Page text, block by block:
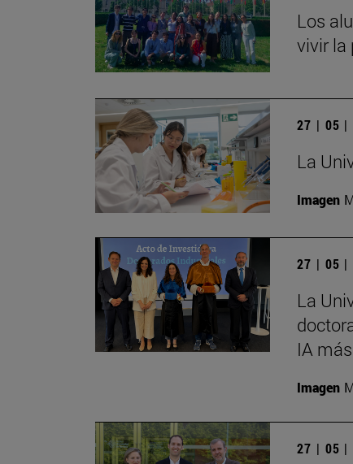
Los
vivir la
27 | 05 |
La
Imagen
27 | 05 |
La
IA
Imagen
27 | 05 |